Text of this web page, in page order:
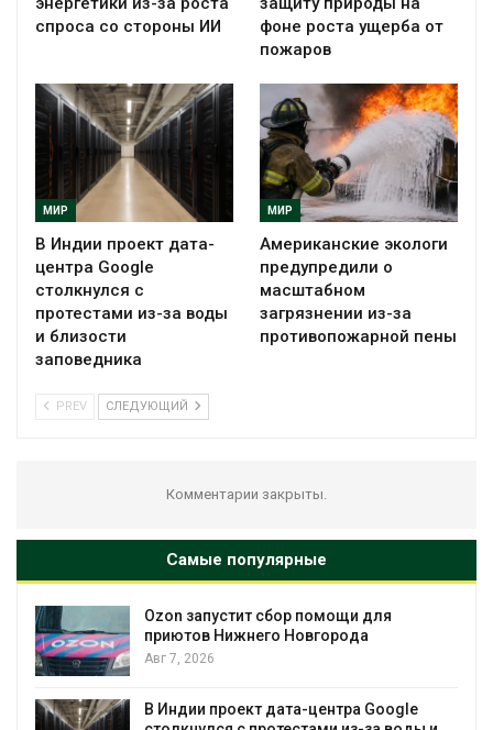
спроса со стороны ИИ
фоне роста ущерба от
пожаров
МИР
В Индии проект дата-
центра Google
столкнулся с
протестами из-за воды
и близости
заповедника
МИР
Американские экологи
предупредили о
масштабном
загрязнении из-за
противопожарной пены
PREV СЛЕДУЮЩИЙ
Комментарии закрыты.
Самые популярные
Ozon запустит сбор помощи для
приютов Нижнего Новгорода
Авг 7, 2026
В Индии проект дата-центра Google